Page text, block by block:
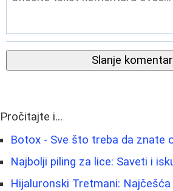
Slanje
Pročitajte i...
Botox - Sve što treba da znate
Najbolji piling za lice: Saveti i
Hijaluronski Tretmani: